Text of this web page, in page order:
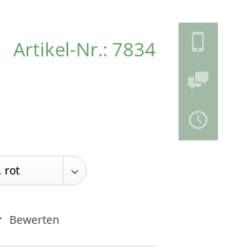
Artikel-Nr.: 7834
Bewerten